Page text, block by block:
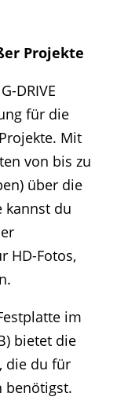
Projekte
DRIVE
für die
Mit
von bis zu
über die
kannst du
HD-Fotos,
im
bietet die
die du für
benötigst.